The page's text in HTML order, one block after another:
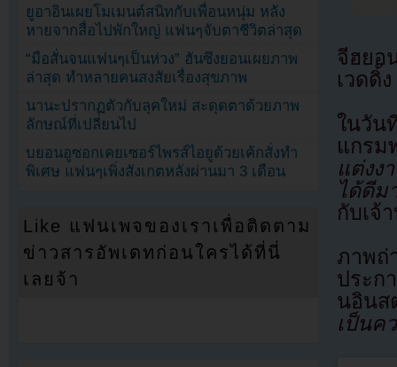
จีฮยอ
เวดดิ้ง
ในวัน
แกร
แต่งง
ได้ดีม
กับเจ้
ภาพถ่
ประก
นอินส
เป็นค
ยูอาอินเผยโมเมนต์สนิทกับเพื่อนหนุ่ม หลัง
หายจากสื่อไปพักใหญ่ แฟนๆจับตาชีวิตล่าสุด
“มือสั่นจนแฟนๆเป็นห่วง” ฮันซึงยอนเผยภาพ
ล่าสุด ทำหลายคนสงสัยเรื่องสุขภาพ
นานะปรากฏตัวกับลุคใหม่ สะดุดตาด้วยภาพ
ลักษณ์ที่เปลี่ยนไป
บยอนอูซอกเคยเซอร์ไพรส์ไอยูด้วยเค้กสั่งทำ
พิเศษ แฟนๆเพิ่งสังเกตหลังผ่านมา 3 เดือน
Like แฟนเพจของเราเพื่อติดตาม
ข่าวสารอัพเดทก่อนใครได้ที่นี่
เลยจ้า